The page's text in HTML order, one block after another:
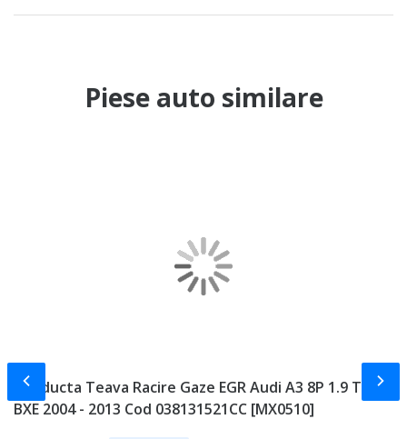
Piese auto similare
Conducta Teava Racire Gaze EGR Audi A3 8P 1.9 TDI
BXE 2004 - 2013 Cod 038131521CC [MX0510]
Slide-ul anterior